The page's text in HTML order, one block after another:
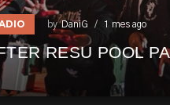
by DaniG 1 mes ago
RESU POOL